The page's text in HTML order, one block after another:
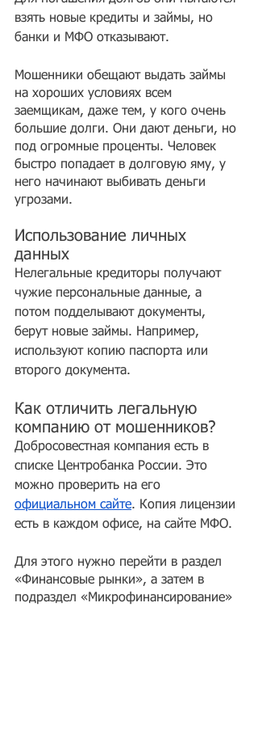
взять новые кредиты и займы, но
банки и МФО отказывают.
Мошенники обещают выдать займы
на хороших условиях всем
заемщикам, даже тем, у кого очень
большие долги. Они дают деньги, но
под огромные проценты. Человек
быстро попадает в долговую яму, у
него начинают выбивать деньги
угрозами.
Использование личных
данных
Нелегальные кредиторы получают
чужие персональные данные, а
потом подделывают документы,
берут новые займы. Например,
используют копию паспорта или
второго документа.
Как отличить легальную
компанию от мошенников?
Добросовестная компания есть в
списке Центробанка России. Это
можно проверить на его
официальном сайте. Копия лицензии
есть в каждом офисе, на сайте МФО.
Для этого нужно перейти в раздел
«Финансовые рынки», а затем в
подраздел «Микрофинансирование»